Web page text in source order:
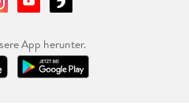
App herunter.